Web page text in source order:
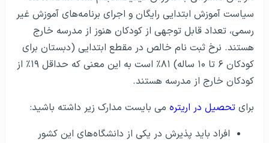
سیاست آموزش ابتدایی رایگان و اجرای برنامه‌های آموزش غیر
رسمی، تعداد قابل توجهی از کودکان هنوز از مدرسه خارج
هستند. نرخ ثبت نام خالص در مقطع ابتدایی (دبستان برای
کودکان ۶ تا ۱۰ ساله) ۸۱٪ است به این معنی که حداقل ۱۹٪ از
کودکان خارج از مدرسه هستند.
برای تحصیل در اریتره می بایست مدارک زیر داشته باشید:
افراد باید پذیرش در یکی از دانشگاه‌های این کشور